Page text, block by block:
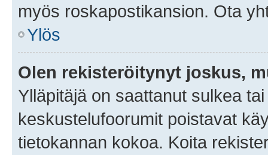
myös roskapostikansion. Ota
Ylös
Olen rekisteröitynyt joskus,
Ylläpitäjä on saattanut sulkea
keskustelufoorumit poistavat
tietokannan kokoa. Koita